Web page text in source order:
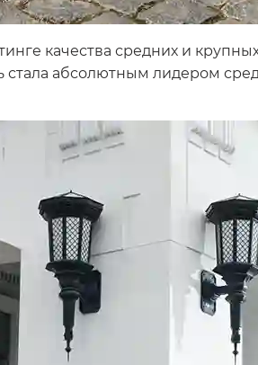
качества средних и
абсолютным лидером